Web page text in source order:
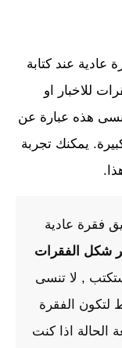
عادية عند كتابة
للاخبار او
هذه عبارة عن
يمكنك تجربة
فقرة عادية
شكل الفقرات
ستكتب , لا تنسى
لتكون الفقرة
الحالة اذا كنت